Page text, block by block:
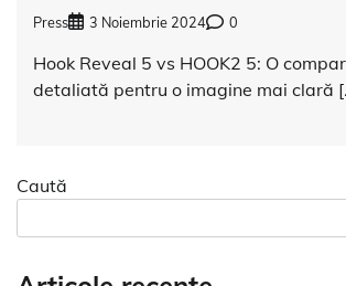
Press 3 Noiembrie 2024 0
Hook Reveal 5 vs HOOK2 5: O
detaliată pentru o imagine mai clară
Caută